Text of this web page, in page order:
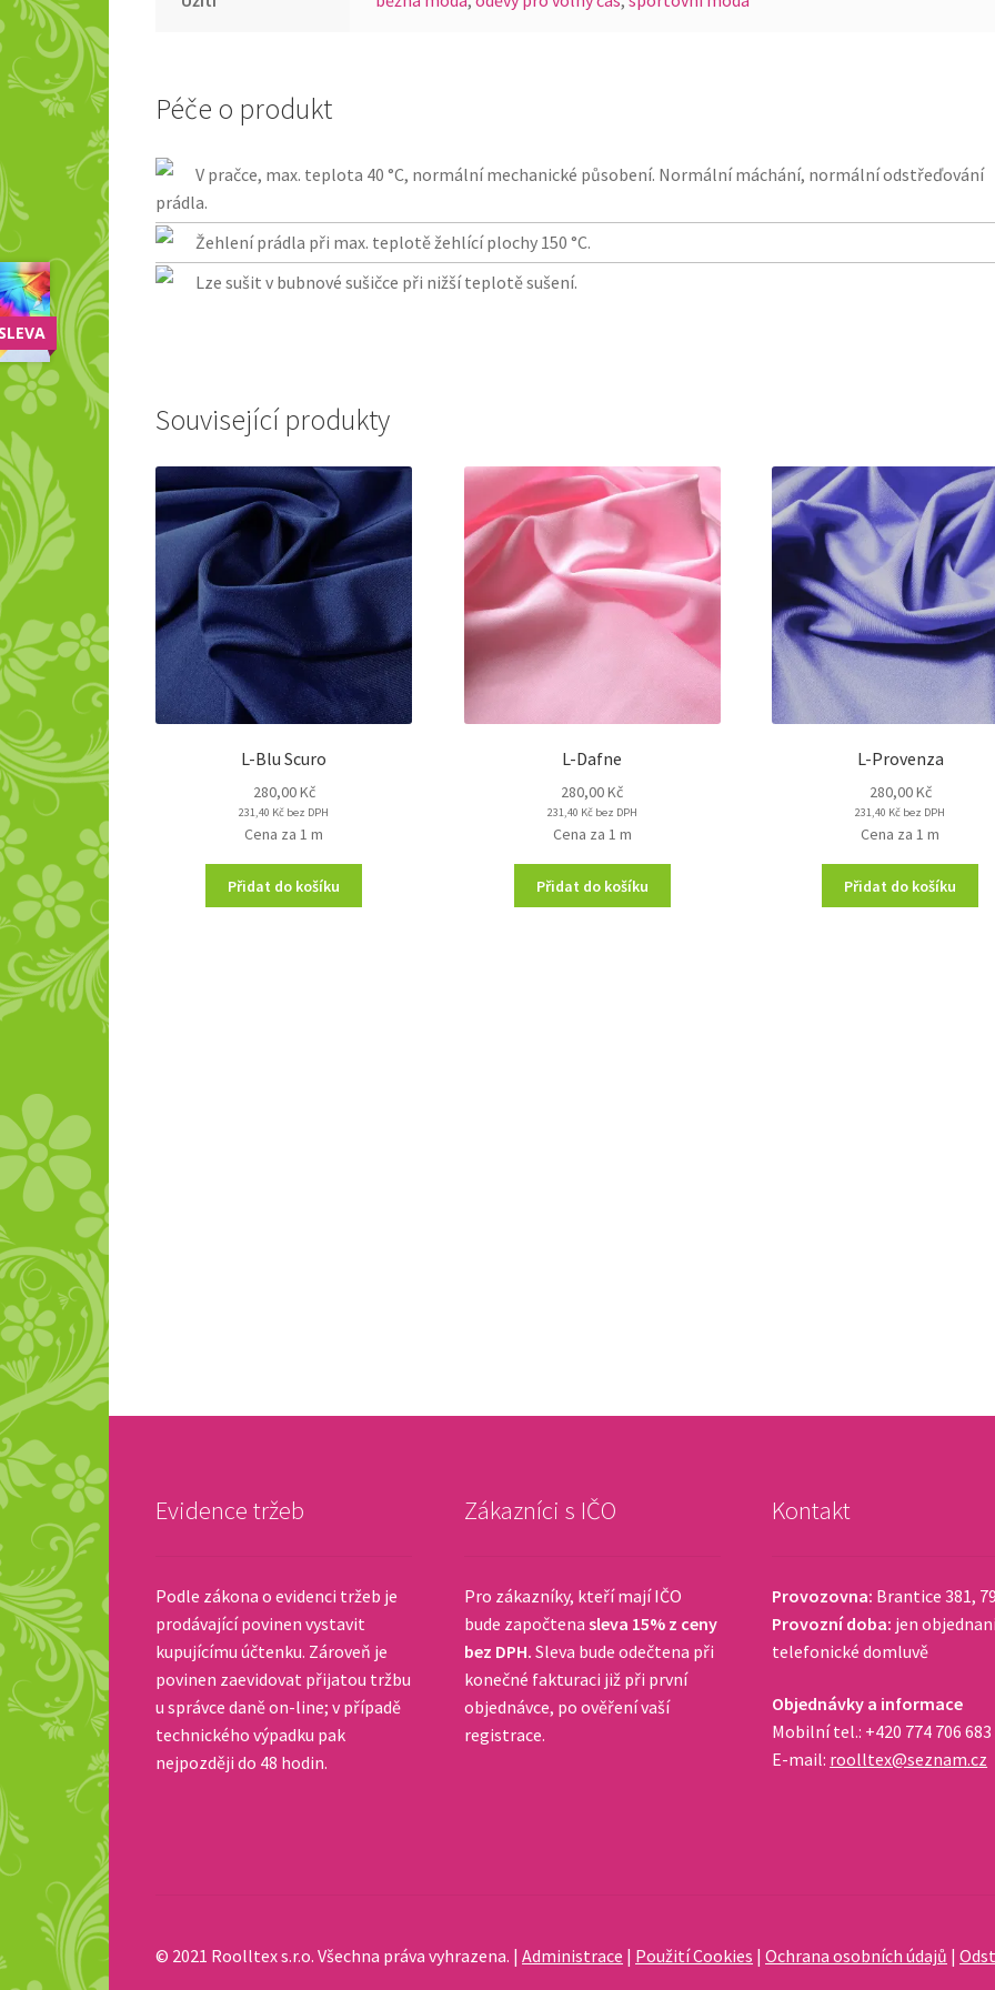
Péče o produkt
V pračce, max. teplota 40 °C, normální mechanické působení. Normální máchání, normální odstřeďování
prádla.
Žehlení prádla při max. teplotě žehlící plochy 150 °C.
Lze sušit v bubnové sušičce při nižší teplotě sušení.
Související produkty
L-Blu Scuro
280,00Kč
231,40 Kč bez DPH
Cena za 1 m
Přidat do košíku
L-Dafne
280,00Kč
231,40 Kčbez DPH
Cena za 1 m
Přidat do košíku
L-Provenza
280,00Kč
231,40 Kč bez DPH
Cena za 1 m
Přidat do košíku
Evidence tržeb
Podle zákona o evidenci tržeb je
prodávající povinen vystavit
kupujícímu účtenku. Zároveň je
povinen zaevidovat přijatou tržbu
u správce daně on-line; v případě
technického výpadku pak
nejpozději do 48 hodin.
Zákazníci s IČO
Pro zákazníky, kteří mají IČO
bude započtena sleva 15% z ceny
bez DPH. Sleva bude odečtena při
konečné fakturaci již při první
objednávce, po ověření vaší
registrace.
Kontakt
Provozovna: Brantice 381,
Provozní doba: jen
telefonické domluvě
Objednávky a informace
Mobilní tel.: +420 774 706 683
E-mail: roolltex@seznam.cz
© 2021 Roolltex s.r.o. Všechna práva vyhrazena. |Administrace | Použití Cookies |Ochrana osobních údajů |